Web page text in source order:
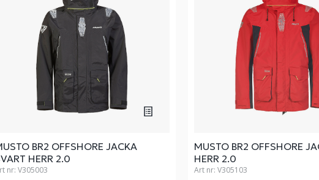
BR2 OFFSHORE JACKA
HERR 2.0
nr: V305003
MUSTO BR2 OFFSHORE
HERR 2.0
Art nr: V305103